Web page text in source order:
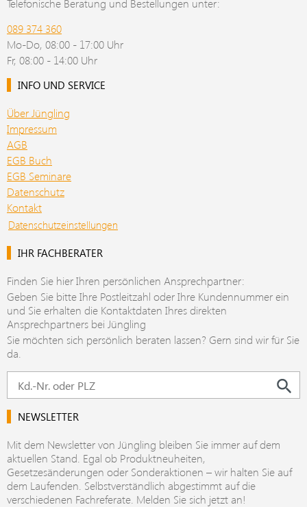
Telefonische Beratung und Bestellungen unter:
089 374 360
Mo-Do, 08:00 - 17:00 Uhr
Fr, 08:00 - 14:00 Uhr
INFO UND SERVICE
Über Jüngling
Impressum
AGB
EGB Buch
EGB Seminare
Datenschutz
Kontakt
Datenschutzeinstellungen
IHR FACHBERATER
Finden Sie hier Ihren persönlichen Ansprechpartner:
Geben Sie bitte Ihre Postleitzahl oder Ihre Kundennummer ein
und Sie erhalten die Kontaktdaten Ihres direkten
Ansprechpartners bei Jüngling
Sie möchten sich persönlich beraten lassen? Gern sind wir für Sie
da.
NEWSLETTER
Mit dem Newsletter von Jüngling bleiben Sie immer auf dem
aktuellen Stand. Egal ob Produktneuheiten,
Gesetzesänderungen oder Sonderaktionen – wir halten Sie auf
dem Laufenden. Selbstverständlich abgestimmt auf die
verschiedenen Fachreferate. Melden Sie sich jetzt an!